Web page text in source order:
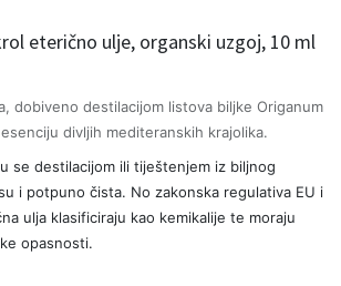
eterično ulje, organski uzgoj, 10 ml
dobiveno destilacijom listova biljke Origanum
divljih mediteranskih krajolika.
se destilacijom ili tiještenjem iz biljnog
i potpuno čista. No zakonska regulativa EU i
ulja klasificiraju kao kemikalije te moraju
opasnosti.